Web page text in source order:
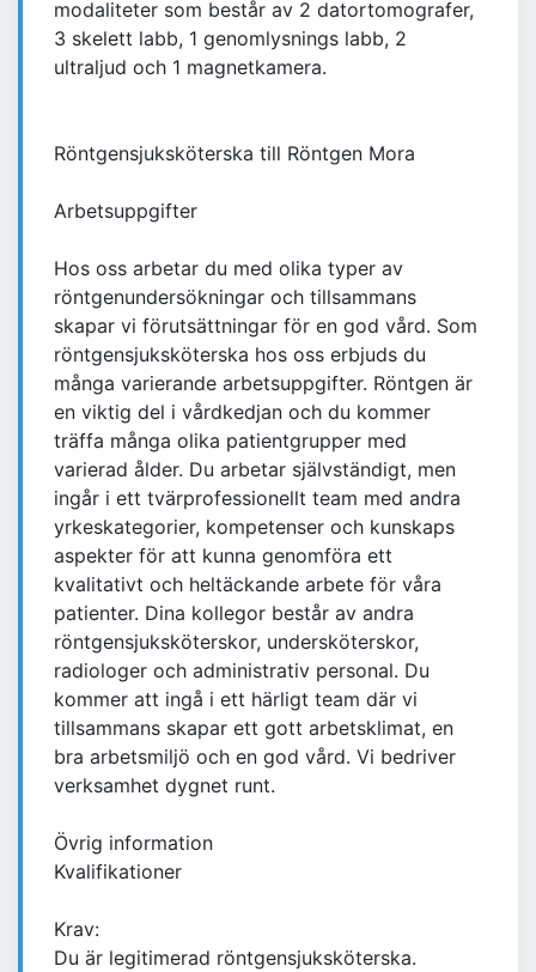
modaliteter som består av 2 datortomografer,
3 skelett labb, 1 genomlysnings labb, 2
ultraljud och 1 magnetkamera.
Röntgensjuksköterska till Röntgen Mora
Arbetsuppgifter
Hos oss arbetar du med olika typer av
röntgenundersökningar och tillsammans
skapar vi förutsättningar för en god vård. Som
röntgensjuksköterska hos oss erbjuds du
många varierande arbetsuppgifter. Röntgen är
en viktig del i vårdkedjan och du kommer
träffa många olika patientgrupper med
varierad ålder. Du arbetar självständigt, men
ingår i ett tvärprofessionellt team med andra
yrkeskategorier, kompetenser och kunskaps
aspekter för att kunna genomföra ett
kvalitativt och heltäckande arbete för våra
patienter. Dina kollegor består av andra
röntgensjuksköterskor, undersköterskor,
radiologer och administrativ personal. Du
kommer att ingå i ett härligt team där vi
tillsammans skapar ett gott arbetsklimat, en
bra arbetsmiljö och en god vård. Vi bedriver
verksamhet dygnet runt.
Övrig information
Kvalifikationer
Krav:
Du är legitimerad röntgensjuksköterska.